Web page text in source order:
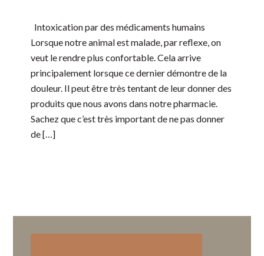
Intoxication par des médicaments humains
Lorsque notre animal est malade, par reflexe, on
veut le rendre plus confortable. Cela arrive
principalement lorsque ce dernier démontre de la
douleur. Il peut être très tentant de leur donner des
produits que nous avons dans notre pharmacie.
Sachez que c’est très important de ne pas donner
de […]